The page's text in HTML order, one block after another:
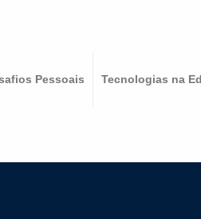
Pessoais Tecnologias na